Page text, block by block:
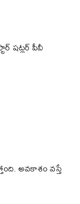
షట్లర్ పీవీ
అవకాశం వస్తే